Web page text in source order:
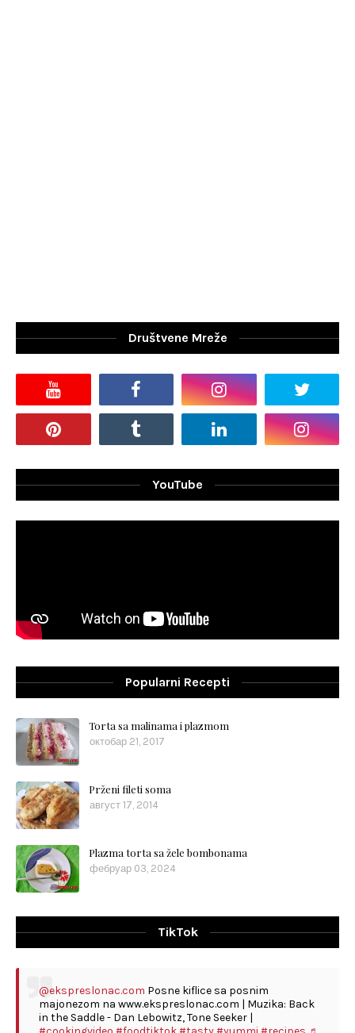
Društvene Mreže
YouTube
Popularni Recepti
Torta sa malinama i plazmom
октобар 21, 2017
Prženi fileti soma
август 17, 2014
Plazma torta sa žele bombonama
фебруар 03, 2024
TikTok
@ekspreslonac.com Posne kiflice sa posnim
majonezom na www.ekspreslonac.com | Muzika: Back
in the Saddle - Dan Lebowitz, Tone Seeker |